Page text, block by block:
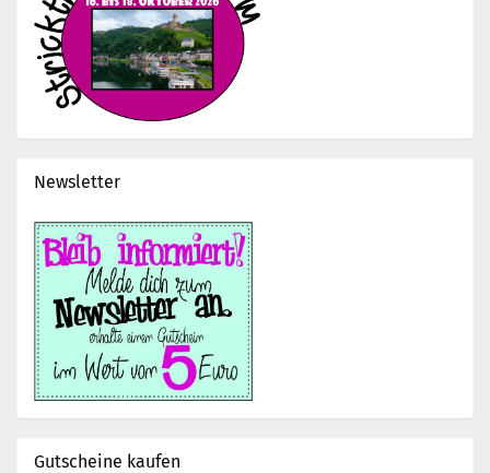
Newsletter
Gutscheine kaufen